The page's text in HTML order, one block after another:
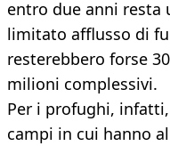
entro due anni resta
limitato afflusso di
resterebbero forse
milioni complessivi.
Per i profughi,
campi in cui hanno